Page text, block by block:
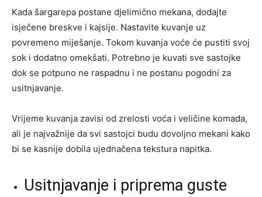
Kada šargarepa postane djelimično mekana, dodajte
isječene breskve i kajsije. Nastavite kuvanje uz
povremeno miješanje. Tokom kuvanja voće će pustiti svoj
sok i dodatno omekšati. Potrebno je kuvati sve sastojke
dok se potpuno ne raspadnu i ne postanu pogodni za
usitnjavanje.
Vrijeme kuvanja zavisi od zrelosti voća i veličine komada,
ali je najvažnije da svi sastojci budu dovoljno mekani kako
bi se kasnije dobila ujednačena tekstura napitka.
Usitnjavanje i priprema guste